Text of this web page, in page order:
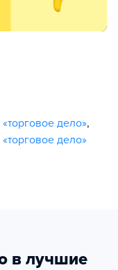
дело»,
дело»
в лучшие